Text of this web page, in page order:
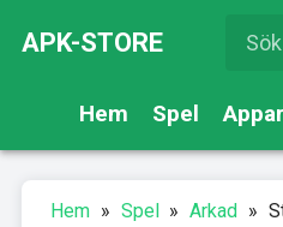
APK-STORE
Hem Spel Appar
Hem » Spel » Arkad »